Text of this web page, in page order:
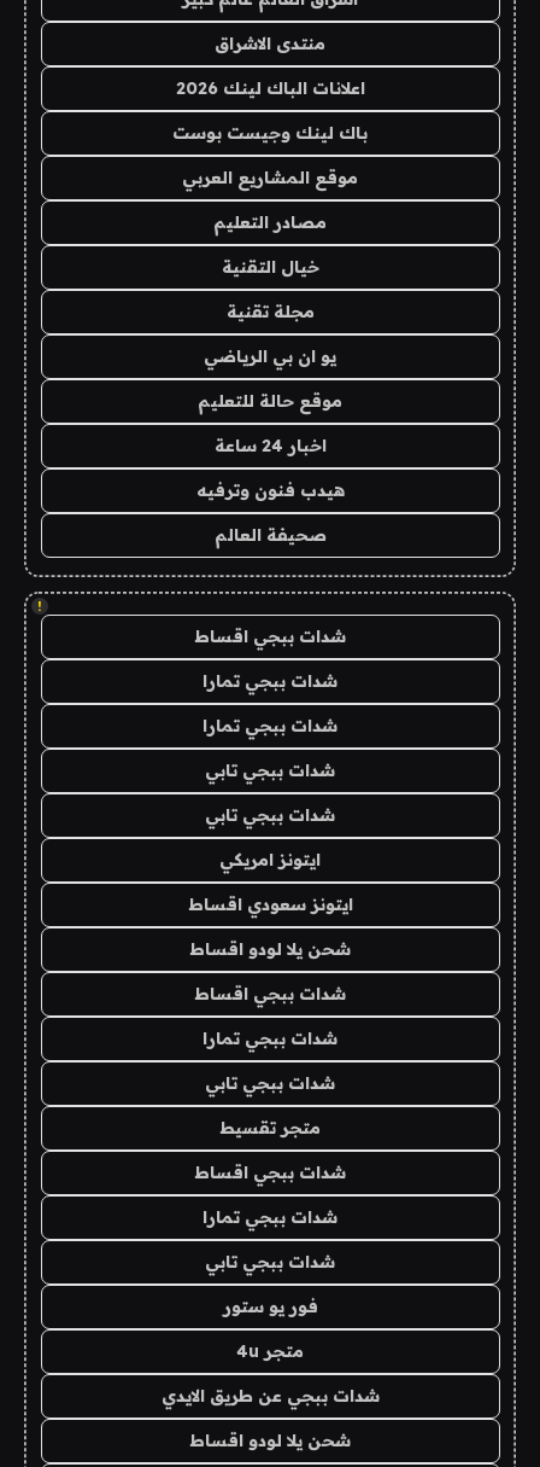
منتدى الاشراق
اعلانات الباك لينك 2026
باك لينك وجيست بوست
موقع المشاريع العربي
مصادر التعليم
خيال التقنية
مجلة تقنية
يو ان بي الرياضي
موقع حالة للتعليم
اخبار 24 ساعة
هيدب فنون وترفيه
صحيفة العالم
!
شدات ببجي اقساط
شدات ببجي تمارا
شدات ببجي تمارا
شدات ببجي تابي
شدات ببجي تابي
ايتونز امريكي
ايتونز سعودي اقساط
شحن يلا لودو اقساط
شدات ببجي اقساط
شدات ببجي تمارا
شدات ببجي تابي
متجر تقسيط
شدات ببجي اقساط
شدات ببجي تمارا
شدات ببجي تابي
فور يو ستور
متجر 4u
شدات ببجي عن طريق الايدي
شحن يلا لودو اقساط